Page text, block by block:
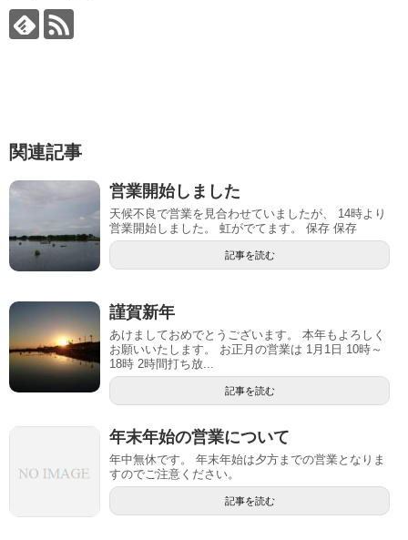
関連記事
営業開始しました
天候不良で営業を見合わせていましたが、 14時より
営業開始しました。 虹がでてます。 保存 保存
記事を読む
謹賀新年
あけましておめでとうございます。 本年もよろしく
お願いいたします。 お正月の営業は 1月1日 10時～
18時 2時間打ち放...
記事を読む
年末年始の営業について
年中無休です。 年末年始は夕方までの営業となりま
すのでご注意ください。
記事を読む